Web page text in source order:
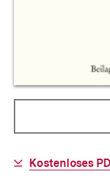
Download-
Kostenloses